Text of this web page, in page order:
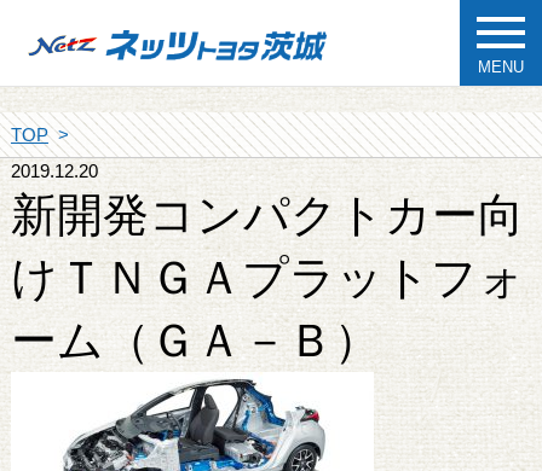
MENU
TOP
2019.12.20
新開発コンパクトカー向
けＴＮＧＡプラットフォ
ーム（ＧＡ－Ｂ）